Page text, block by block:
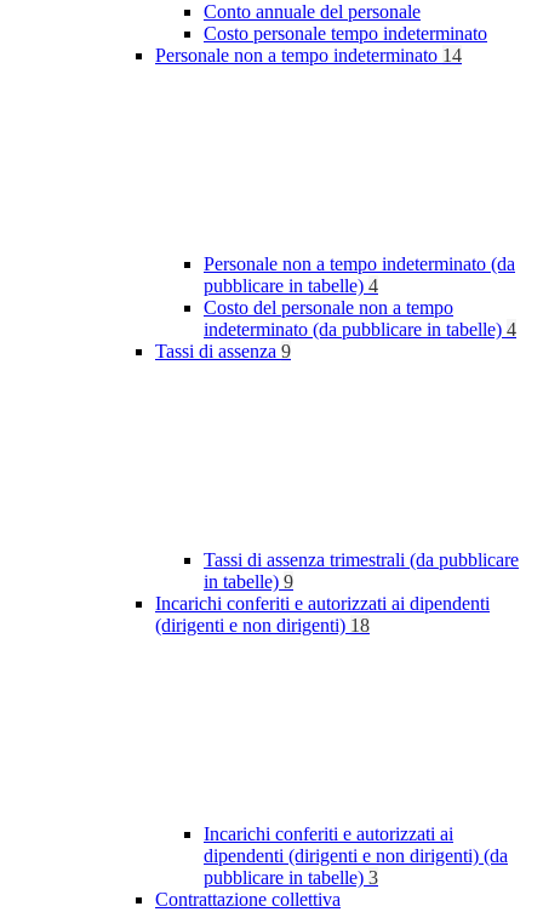
Conto annuale del personale
Costo personale tempo indeterminato
Personale non a tempo indeterminato 14
Personale non a tempo indeterminato (da
pubblicare in tabelle) 4
Costo del personale non a tempo
indeterminato (da pubblicare in tabelle) 4
Tassi di assenza 9
Tassi di assenza trimestrali (da pubblicare
in tabelle) 9
Incarichi conferiti e autorizzati ai dipendenti
(dirigenti e non dirigenti) 18
Incarichi conferiti e autorizzati ai
dipendenti (dirigenti e non dirigenti) (da
pubblicare in tabelle) 3
Contrattazione collettiva